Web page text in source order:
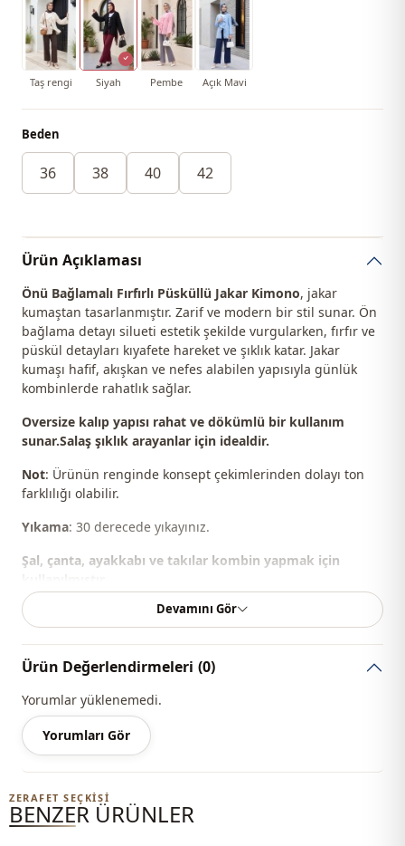
Taş rengi Siyah Pembe Açık Mavi
Beden
36 38 40 42
Ürün Açıklaması
Önü Bağlamalı Fırfırlı Püsküllü Jakar Kimono, jakar
kumaştan tasarlanmıştır. Zarif ve modern bir stil sunar. Ön
bağlama detayı silueti estetik şekilde vurgularken, fırfır ve
püskül detayları kıyafete hareket ve şıklık katar. Jakar
kumaşı hafif, akışkan ve nefes alabilen yapısıyla günlük
kombinlerde rahatlık sağlar.
Oversize kalıp yapısı rahat ve dökümlü bir kullanım
sunar.Salaş şıklık arayanlar için idealdir.
Not: Ürünün renginde konsept çekimlerinden dolayı ton
farklılığı olabilir.
Yıkama: 30 derecede yıkayınız.
Şal, çanta, ayakkabı ve takılar kombin yapmak için
%6 Elastan , %50 Pamuk , %44 Polyester
Kumaş
Si̇luet / form
Devamını Gör
Ürün Değerlendirmeleri (0)
Yorumlar yüklenemedi.
Yorumları Gör
ZERAFET SEÇKISI
BENZER ÜRÜNLER